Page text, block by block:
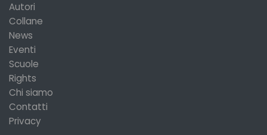
Autori
Collane
News
Eventi
Scuole
Rights
Chi siamo
Contatti
Privacy